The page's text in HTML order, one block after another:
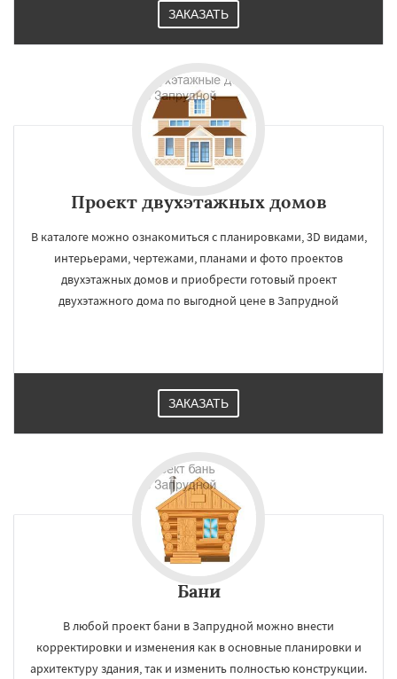
ЗАКАЗАТЬ
Проект двухэтажных домов
В каталоге можно ознакомиться с планировками, 3D видами,
интерьерами, чертежами, планами и фото проектов
двухэтажных домов и приобрести готовый проект
двухэтажного дома по выгодной цене в Запрудной
ЗАКАЗАТЬ
Бани
В любой проект бани в Запрудной можно внести
корректировки и изменения как в основные планировки и
архитектуру здания, так и изменить полностью конструкции.